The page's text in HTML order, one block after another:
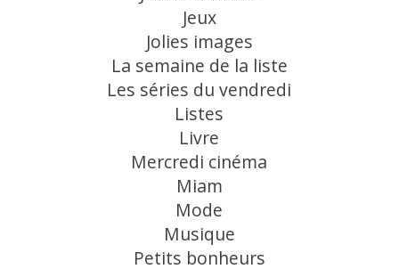
Jeux
Jolies images
La semaine de la liste
Les séries du vendredi
Listes
Livre
Mercredi cinéma
Miam
Mode
Musique
Petits bonheurs